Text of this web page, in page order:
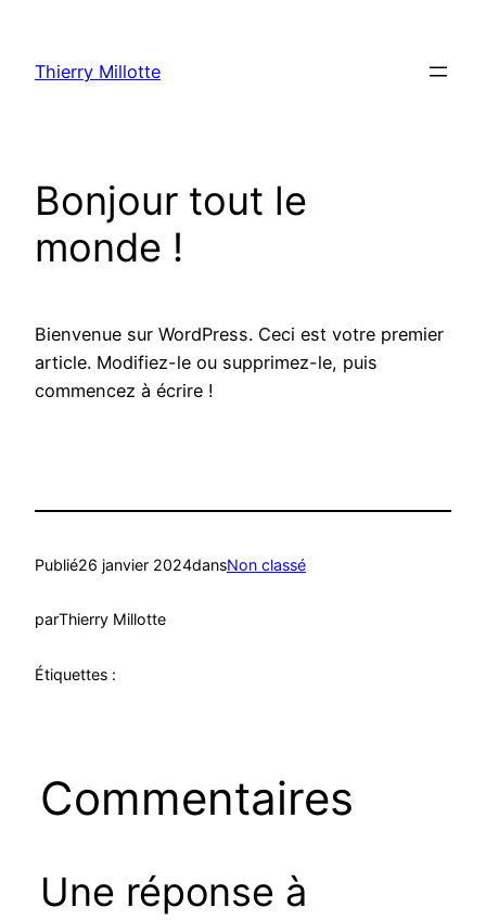
contenu
Thierry Millotte
Bonjour tout le
monde !
Bienvenue sur WordPress. Ceci est votre premier
article. Modifiez-le ou supprimez-le, puis
commencez à écrire !
Publié26 janvier 2024dansNon classé
parThierry Millotte
Étiquettes :
Commentaires
Une réponse à